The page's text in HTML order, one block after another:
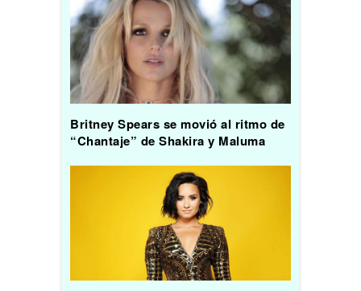
Britney Spears se movió al ritmo de
“Chantaje” de Shakira y Maluma